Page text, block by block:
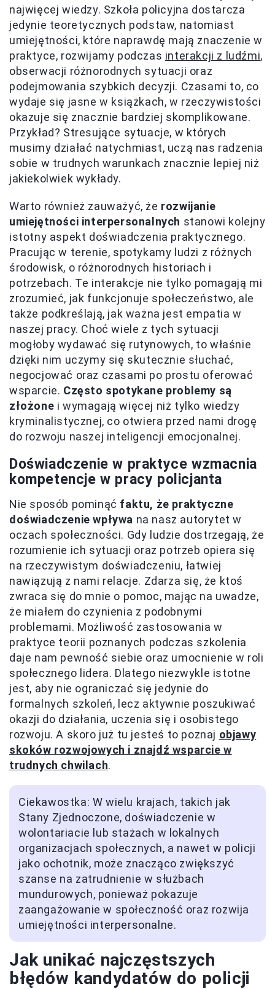
najwięcej wiedzy. Szkoła policyjna dostarcza
jedynie teoretycznych podstaw, natomiast
umiejętności, które naprawdę mają znaczenie w
praktyce, rozwijamy podczas interakcji z ludźmi,
obserwacji różnorodnych sytuacji oraz
podejmowania szybkich decyzji. Czasami to, co
wydaje się jasne w książkach, w rzeczywistości
okazuje się znacznie bardziej skomplikowane.
Przykład? Stresujące sytuacje, w których
musimy działać natychmiast, uczą nas radzenia
sobie w trudnych warunkach znacznie lepiej niż
jakiekolwiek wykłady.
Warto również zauważyć, że rozwijanie
umiejętności interpersonalnych stanowi kolejny
istotny aspekt doświadczenia praktycznego.
Pracując w terenie, spotykamy ludzi z różnych
środowisk, o różnorodnych historiach i
potrzebach. Te interakcje nie tylko pomagają mi
zrozumieć, jak funkcjonuje społeczeństwo, ale
także podkreślają, jak ważna jest empatia w
naszej pracy. Choć wiele z tych sytuacji
mogłoby wydawać się rutynowych, to właśnie
dzięki nim uczymy się skutecznie słuchać,
negocjować oraz czasami po prostu oferować
wsparcie. Często spotykane problemy są
złożone i wymagają więcej niż tylko wiedzy
kryminalistycznej, co otwiera przed nami drogę
do rozwoju naszej inteligencji emocjonalnej.
Doświadczenie w praktyce wzmacnia
kompetencje w pracy policjanta
Nie sposób pominąć faktu, że praktyczne
doświadczenie wpływa na nasz autorytet w
oczach społeczności. Gdy ludzie dostrzegają, że
rozumienie ich sytuacji oraz potrzeb opiera się
na rzeczywistym doświadczeniu, łatwiej
nawiązują z nami relacje. Zdarza się, że ktoś
zwraca się do mnie o pomoc, mając na uwadze,
że miałem do czynienia z podobnymi
problemami. Możliwość zastosowania w
praktyce teorii poznanych podczas szkolenia
daje nam pewność siebie oraz umocnienie w roli
społecznego lidera. Dlatego niezwykle istotne
jest, aby nie ograniczać się jedynie do
formalnych szkoleń, lecz aktywnie poszukiwać
okazji do działania, uczenia się i osobistego
rozwoju. A skoro już tu jesteś to poznaj objawy
skoków rozwojowych i znajdź wsparcie w
trudnych chwilach.
Ciekawostka: W wielu krajach, takich jak
Stany Zjednoczone, doświadczenie w
wolontariacie lub stażach w lokalnych
organizacjach społecznych, a nawet w policji
jako ochotnik, może znacząco zwiększyć
szanse na zatrudnienie w służbach
mundurowych, ponieważ pokazuje
zaangażowanie w społeczność oraz rozwija
umiejętności interpersonalne.
Jak unikać najczęstszych
błędów kandydatów do policji